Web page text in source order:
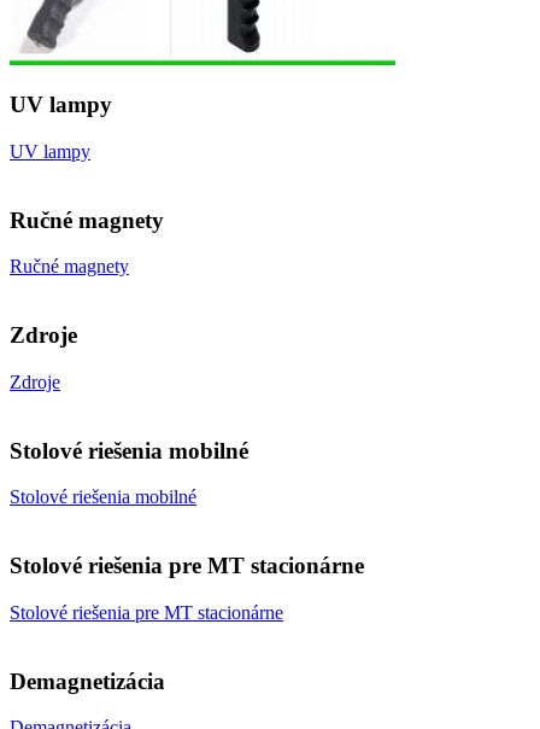
UV lampy
UV lampy
Ručné magnety
Ručné magnety
Zdroje
Zdroje
Stolové riešenia mobilné
Stolové riešenia mobilné
Stolové riešenia pre MT stacionárne
Stolové riešenia pre MT stacionárne
Demagnetizácia